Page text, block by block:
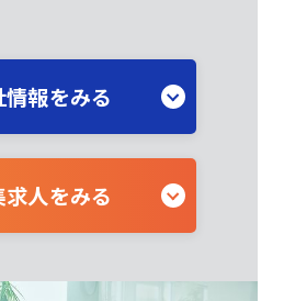
情報をみる
人をみる